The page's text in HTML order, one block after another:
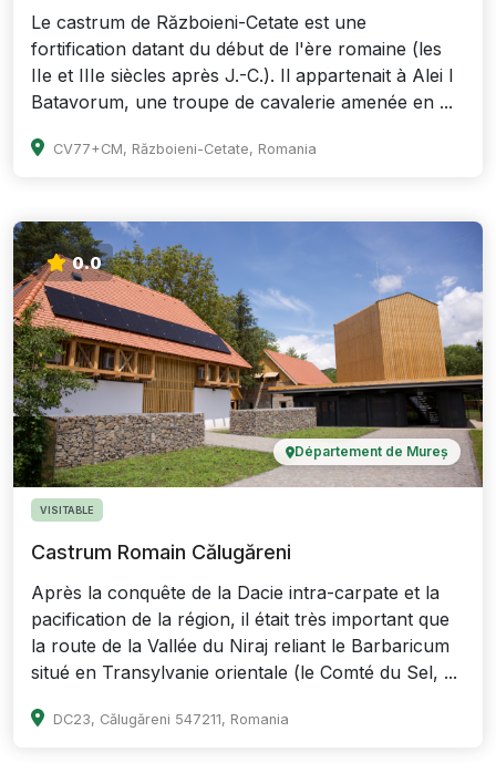
Le castrum de Războieni-Cetate est une
fortification datant du début de l'ère romaine (les
IIe et IIIe siècles après J.-C.). Il appartenait à Alei I
Batavorum, une troupe de cavalerie amenée en ...
CV77+CM, Războieni-Cetate, Romania
0.0
Département de Mureș
VISITABLE
Castrum Romain Călugăreni
Après la conquête de la Dacie intra-carpate et la
pacification de la région, il était très important que
la route de la Vallée du Niraj reliant le Barbaricum
situé en Transylvanie orientale (le Comté du Sel, ...
DC23, Călugăreni 547211, Romania